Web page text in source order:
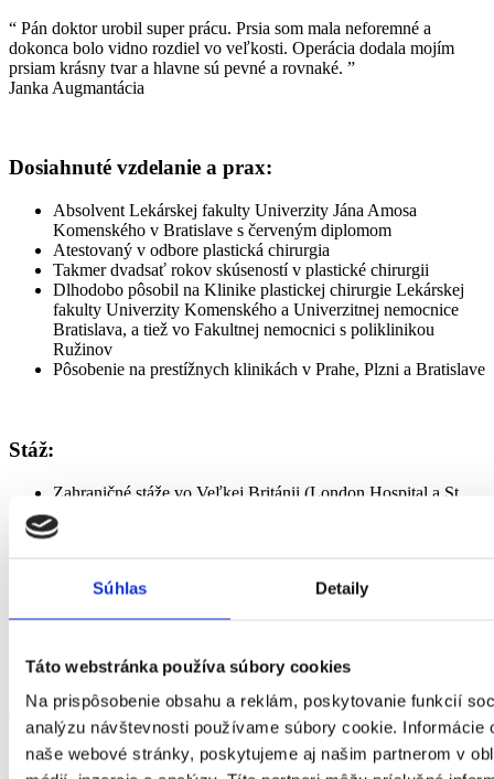
Súhlas Detaily
Táto webstránka používa súbory cookies
Na prispôsobenie obsahu a reklám, poskytovanie funkcií
analýzu návštevnosti používame súbory cookie. Informácie
naše webové stránky, poskytujeme aj našim partnerom v
“ Pán doktor urobil super prácu. Prsia som mala neforemné a
dokonca bolo vidno rozdiel vo veľkosti. Operácia dodala mojím
prsiam krásny tvar a hlavne sú pevné a rovnaké. ”
Janka Augmantácia
Dosiahnuté vzdelanie a prax:
Absolvent Lekárskej fakulty Univerzity Jána Amosa
Komenského v Bratislave s červeným diplomom
Atestovaný v odbore plastická chirurgia
Takmer dvadsať rokov skúseností v plastické chirurgii
Dlhodobo pôsobil na Klinike plastickej chirurgie Lekárskej
fakulty Univerzity Komenského a Univerzitnej nemocnice
Bratislava, a tiež vo Fakultnej nemocnici s poliklinikou
Ružinov
Pôsobenie na prestížnych klinikách v Prahe, Plzni a Bratislave
Stáž:
Zahraničné stáže vo Veľkej Británii (London Hospital a St.
Bart’s London), Rakúsku (Life Agents Wien), USA (Citory
Los Angeles) a Taliansku (Centro Medico Privato Lazzaro
Tel: 0915 321 384
Email: info@hebe.sk